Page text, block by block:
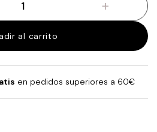
+
al carrito
en pedidos superiores a 60€